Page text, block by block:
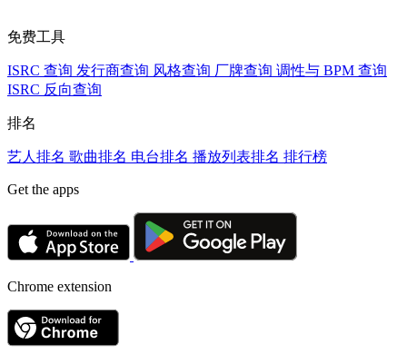
免费工具
ISRC 查询 发行商查询 风格查询 厂牌查询 调性与 BPM 查询
ISRC 反向查询
排名
艺人排名 歌曲排名 电台排名 播放列表排名 排行榜
Get the apps
Chrome extension